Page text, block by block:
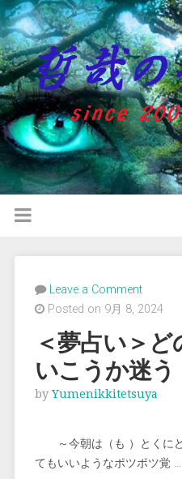
Leave a Comment
Posted on 9月 8, 2024
＜夢占い＞
いこうか迷う
byYumenikkitetsuya
～今朝は（も ）とくに
てもいいようなポツポツ覚 …